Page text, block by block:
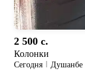
2 500 c.
Колонки
Сегодня Душанбе